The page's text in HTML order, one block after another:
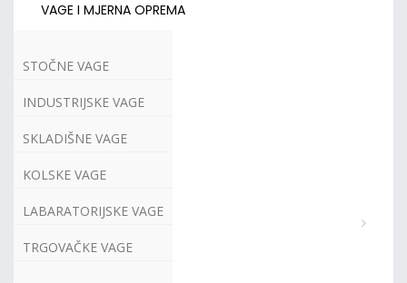
VAGE I MJERNA OPREMA
STOČNE VAGE
INDUSTRIJSKE VAGE
SKLADIŠNE VAGE
KOLSKE VAGE
LABARATORIJSKE VAGE
TRGOVAČKE VAGE